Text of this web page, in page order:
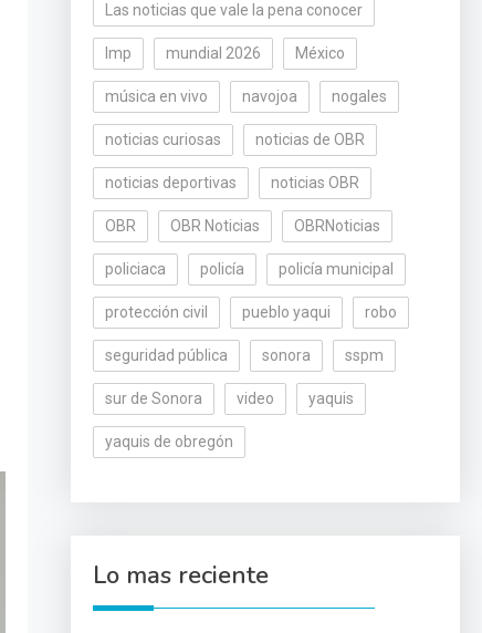
Las noticias que vale la pena conocer
lmp mundial 2026 México
música en vivo navojoa nogales
noticias curiosas noticias de OBR
noticias deportivas noticias OBR
OBR OBR Noticias OBRNoticias
policiaca policía policía municipal
protección civil pueblo yaqui robo
seguridad pública sonora sspm
sur de Sonora video yaquis
yaquis de obregón
Lo mas reciente